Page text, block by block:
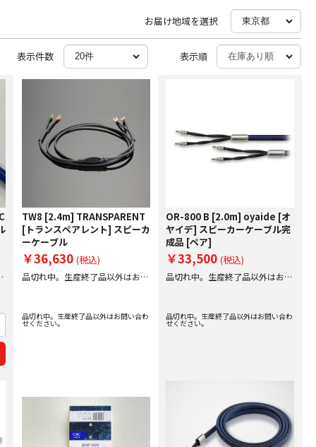
お届け地域を選択
表示件数 表示順
TW8 [2.4m] TRANSPARENT
[トランスペアレント] スピーカ
ーケーブル
￥36,630 (税込)
品切れ中。生産終了品以外はお問
品切れ中。生産終了品以外はお問い合わ
せください。
OR-800 B [2.0m] oyaide [オ
ヤイデ] スピーカーケーブル完
成品 [ペア]
￥33,500 (税込)
品切れ中。生産終了品以外はお問
品切れ中。生産終了品以外はお問い合わ
せください。